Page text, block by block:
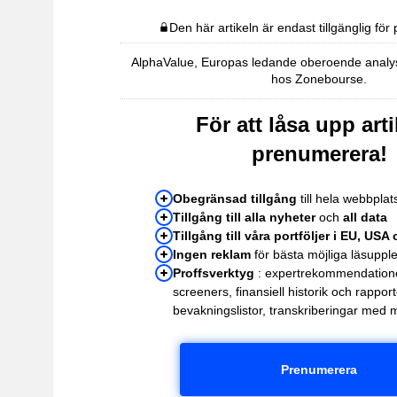
Den här artikeln är endast tillgänglig för
AlphaValue, Europas ledande oberoende
hos Zonebourse.
För att låsa upp
prenumerera!
Obegränsad tillgång till hela
Tillgång till alla nyheterochall data
Tillgång till våra portföljer i EU, USA
Ingen reklam för bästa möjliga
Proffsverktyg :
screeners, finansiell historik och
bevakningslistor, transkriberingar med
Prenumerera